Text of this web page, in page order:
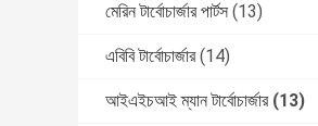
মেরিন টার্বোচার্জার পার্টস (13)
এবিবি টার্বোচার্জার (14)
আইএইচআই ম্যান টার্বোচার্জার (13)